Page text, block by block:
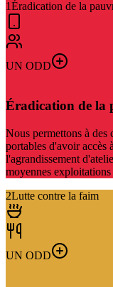
1Éradication de la
UN ODD
Éradication de la
Nous permettons à des
portables d'avoir accès
l'agrandissement
moyennes exploitations
2Lutte contre la faim
UN ODD